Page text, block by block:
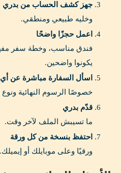
جهز كشف الحساب من بدري
وخليه طبيعي ومنطقي.
اعمل حجزًا واضحًا
فندق مناسب، وخطة سفر
يكونوا واضحين.
اسأل السفارة مباشرة عن
خصوصًا الرسوم النهائية
قدّم بدري
ما تسيبش الملف لآخر وقت.
احتفظ بنسخة من كل ورقة
ورقيًا وعلى موبايلك أو إيميلك.